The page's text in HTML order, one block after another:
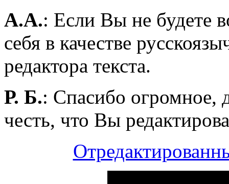
А.А.: Если Вы не будете
себя в качестве
редактора текста.
Р. Б.: Спасибо огромное,
честь, что Вы